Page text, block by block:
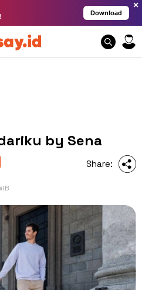
Download
×
by Sena
Share: